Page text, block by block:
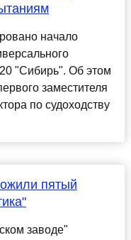
начало
"Сибирь". Об этом
заместителя
по судоходству
пятый
заводе"